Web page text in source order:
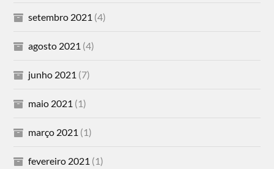
setembro 2021 (4)
agosto 2021 (4)
junho 2021 (7)
maio 2021 (1)
março 2021 (1)
fevereiro 2021 (1)